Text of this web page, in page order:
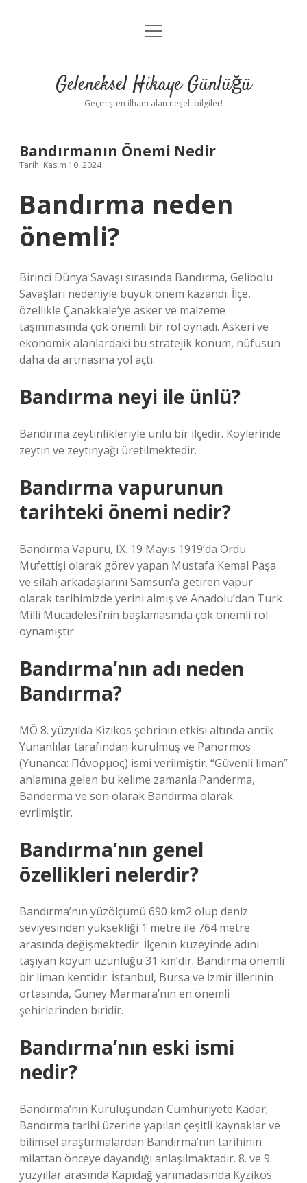
Anasayfa
Yasal Uyarı
menüyü
Geleneksel Hikaye Günlüğü
Geçmişten ilham alan neşeli bilgiler!
Bandırmanın Önemi Nedir
Tarih: Kasım 10, 2024
Bandırma neden
önemli?
Birinci Dünya Savaşı sırasında Bandırma, Gelibolu
Savaşları nedeniyle büyük önem kazandı. İlçe,
özellikle Çanakkale’ye asker ve malzeme
taşınmasında çok önemli bir rol oynadı. Askeri ve
ekonomik alanlardaki bu stratejik konum, nüfusun
daha da artmasına yol açtı.
Bandırma neyi ile ünlü?
Bandırma zeytinlikleriyle ünlü bir ilçedir. Köylerinde
zeytin ve zeytinyağı üretilmektedir.
Bandırma vapurunun
tarihteki önemi nedir?
Bandırma Vapuru, IX. 19 Mayıs 1919’da Ordu
Müfettişi olarak görev yapan Mustafa Kemal Paşa
ve silah arkadaşlarını Samsun’a getiren vapur
olarak tarihimizde yerini almış ve Anadolu’dan Türk
Milli Mücadelesi’nin başlamasında çok önemli rol
oynamıştır.
Bandırma’nın adı neden
Bandırma?
MÖ 8. yüzyılda Kizikos şehrinin etkisi altında antik
Yunanlılar tarafından kurulmuş ve Panormos
(Yunanca: Πάνορμος) ismi verilmiştir. “Güvenli liman”
anlamına gelen bu kelime zamanla Panderma,
Banderma ve son olarak Bandırma olarak
evrilmiştir.
Bandırma’nın genel
özellikleri nelerdir?
Bandırma’nın yüzölçümü 690 km2 olup deniz
seviyesinden yüksekliği 1 metre ile 764 metre
arasında değişmektedir. İlçenin kuzeyinde adını
taşıyan koyun uzunluğu 31 km’dir. Bandırma önemli
bir liman kentidir. İstanbul, Bursa ve İzmir illerinin
ortasında, Güney Marmara’nın en önemli
şehirlerinden biridir.
Bandırma’nın eski ismi
nedir?
Bandırma’nın Kuruluşundan Cumhuriyete Kadar;
Bandırma tarihi üzerine yapılan çeşitli kaynaklar ve
bilimsel araştırmalardan Bandırma’nın tarihinin
milattan önceye dayandığı anlaşılmaktadır. 8. ve 9.
yüzyıllar arasında Kapıdağ yarımadasında Kyzikos